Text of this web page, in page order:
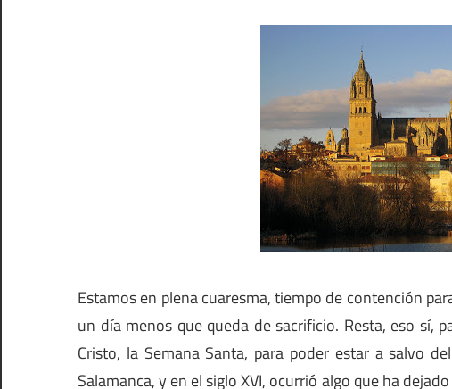
Estamos en plena cuaresma, tiempo de contención
un día menos que queda de sacrificio. Resta, eso sí,
Cristo, la Semana Santa, para poder estar a salvo
Salamanca, y en el siglo XVI, ocurrió algo que ha